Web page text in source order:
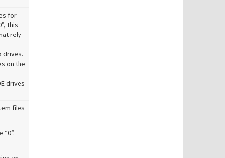
for
this
rely
drives.
on the
drives
files
“0”.